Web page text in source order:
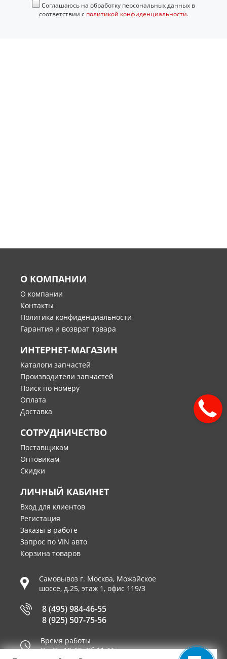
Соглашаюсь на обработку персональных данных в
соответствии с политикой конфиденциальности.
О КОМПАНИИ
О компании
Контакты
Политика конфиденциальности
Гарантия и возврат товара
ИНТЕРНЕТ-МАГАЗИН
Каталоги запчастей
Производители запчастей
Поиск по номеру
Оплата
Доставка
СОТРУДНИЧЕСТВО
Поставщикам
Оптовикам
Скидки
ЛИЧНЫЙ КАБИНЕТ
Вход для клиентов
Регистация
Заказы в работе
Запрос по VIN авто
Корзина товаров
Самовывоз г. Москва, Можайское
шоссе, д.25, этаж 1, офис 119/3
8 (495) 984-46-55
8 (925) 507-75-56
Время работы
Пн-Пт 10-19, Сб 11-16